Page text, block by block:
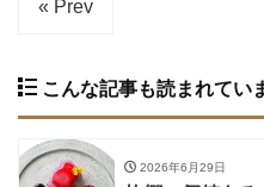
« Prev
こんな記事も読まれてい
2026年6月29日